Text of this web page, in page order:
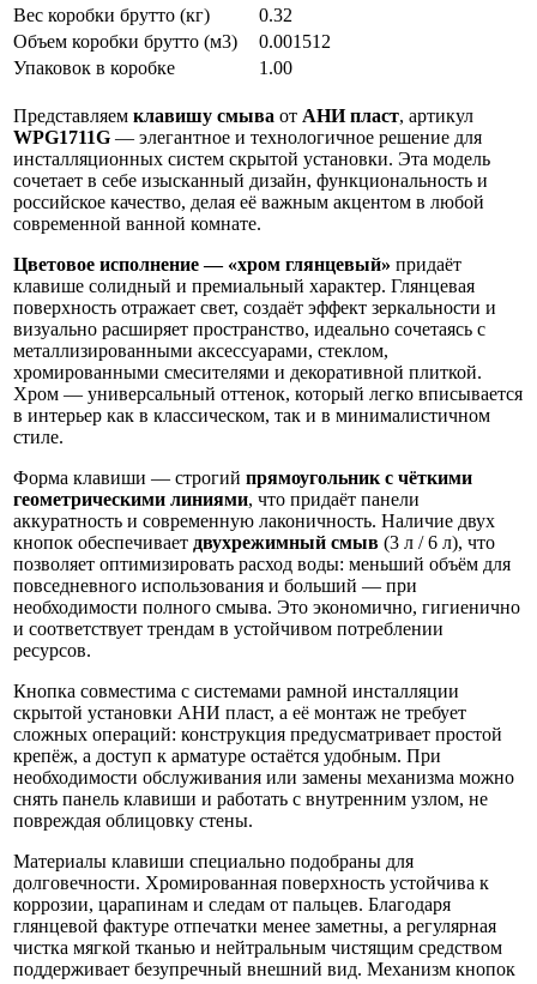
Вес коробки брутто (кг)
0.32
Объем коробки брутто (м3)
0.001512
Упаковок в коробке
1.00
Представляем клавишу смыва от АНИ пласт, артикул
WPG1711G — элегантное и технологичное решение для
инсталляционных систем скрытой установки. Эта модель
сочетает в себе изысканный дизайн, функциональность и
российское качество, делая её важным акцентом в любой
современной ванной комнате.
Цветовое исполнение — «хром глянцевый» придаёт
клавише солидный и премиальный характер. Глянцевая
поверхность отражает свет, создаёт эффект зеркальности и
визуально расширяет пространство, идеально сочетаясь с
металлизированными аксессуарами, стеклом,
хромированными смесителями и декоративной плиткой.
Хром — универсальный оттенок, который легко вписывается
в интерьер как в классическом, так и в минималистичном
стиле.
Форма клавиши — строгий прямоугольник с чёткими
геометрическими линиями, что придаёт панели
аккуратность и современную лаконичность. Наличие двух
кнопок обеспечивает двухрежимный смыв (3 л / 6 л), что
позволяет оптимизировать расход воды: меньший объём для
повседневного использования и больший — при
необходимости полного смыва. Это экономично, гигиенично
и соответствует трендам в устойчивом потреблении
ресурсов.
Кнопка совместима с системами рамной инсталляции
скрытой установки АНИ пласт, а её монтаж не требует
сложных операций: конструкция предусматривает простой
крепёж, а доступ к арматуре остаётся удобным. При
необходимости обслуживания или замены механизма можно
снять панель клавиши и работать с внутренним узлом, не
повреждая облицовку стены.
Материалы клавиши специально подобраны для
долговечности. Хромированная поверхность устойчива к
коррозии, царапинам и следам от пальцев. Благодаря
глянцевой фактуре отпечатки менее заметны, а регулярная
чистка мягкой тканью и нейтральным чистящим средством
поддерживает безупречный внешний вид. Механизм кнопок